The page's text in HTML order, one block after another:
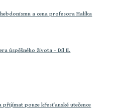
a cena profesora Halíka
úspěšného života – Díl II.
přijímat pouze křesťanské utečence